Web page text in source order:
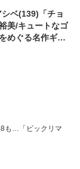
シベ(139)「チョ
美/キュートなゴ
めぐる名作ギャ
も…「ビックリマ